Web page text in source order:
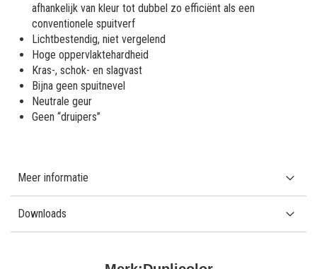
afhankelijk van kleur tot dubbel zo efficiënt als een
conventionele spuitverf
Lichtbestendig, niet vergelend
Hoge oppervlaktehardheid
Kras-, schok- en slagvast
Bijna geen spuitnevel
Neutrale geur
Geen “druipers”
Meer informatie
Downloads